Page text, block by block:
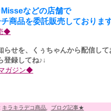
などの店舗で
商品を委託販売しておりま
◆
らせを、くぅちゃんから配信し
登録してね♪↓
ガジン◆
キラキラデコ商品 ブログ記事★